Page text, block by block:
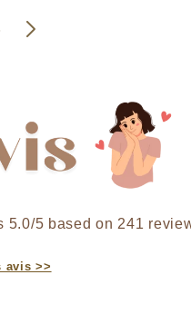
5.0/5 based on 241
avis >>